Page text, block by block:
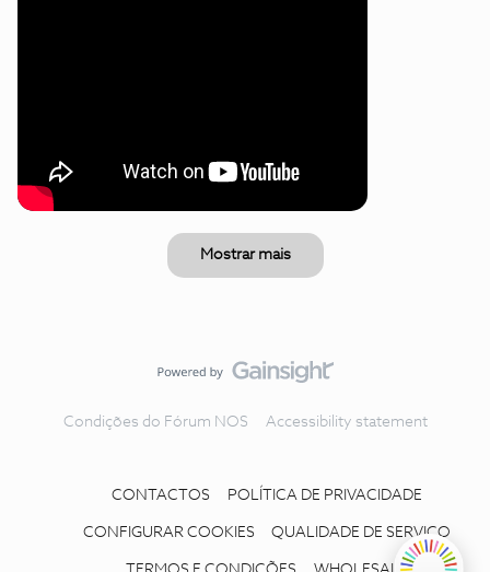
Mostrar mais
Condições do Fórum NOS Accessibility statement
CONTACTOS POLÍTICA DE PRIVACIDADE
CONFIGURAR COOKIES QUALIDADE DE SERVIÇO